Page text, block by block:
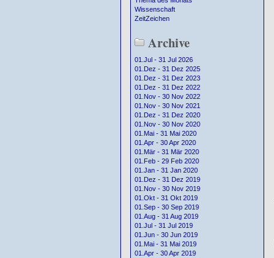
Wissenschaft
ZeitZeichen
Archive
01.Jul - 31 Jul 2026
01.Dez - 31 Dez 2025
01.Dez - 31 Dez 2023
01.Dez - 31 Dez 2022
01.Nov - 30 Nov 2022
01.Nov - 30 Nov 2021
01.Dez - 31 Dez 2020
01.Nov - 30 Nov 2020
01.Mai - 31 Mai 2020
01.Apr - 30 Apr 2020
01.Mär - 31 Mär 2020
01.Feb - 29 Feb 2020
01.Jan - 31 Jan 2020
01.Dez - 31 Dez 2019
01.Nov - 30 Nov 2019
01.Okt - 31 Okt 2019
01.Sep - 30 Sep 2019
01.Aug - 31 Aug 2019
01.Jul - 31 Jul 2019
01.Jun - 30 Jun 2019
01.Mai - 31 Mai 2019
01.Apr - 30 Apr 2019